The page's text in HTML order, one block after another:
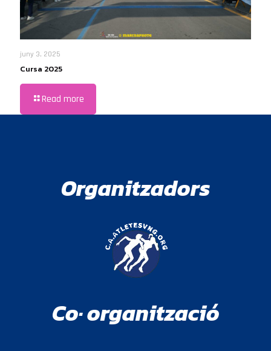
juny 3, 2025
Cursa 2025
Read more
Organitzadors
Co· organització